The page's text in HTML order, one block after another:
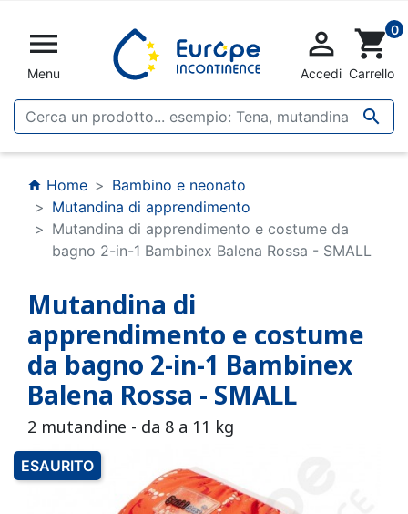

Menu


Accedi
shopping_cart0
Carrello
home Home
Bambino e neonato
Mutandina di apprendimento
Mutandina di apprendimento e costume da
bagno 2-in-1 Bambinex Balena Rossa - SMALL
Mutandina di
apprendimento e costume
da bagno 2-in-1 Bambinex
Balena Rossa - SMALL
2 mutandine - da 8 a 11 kg
ESAURITO